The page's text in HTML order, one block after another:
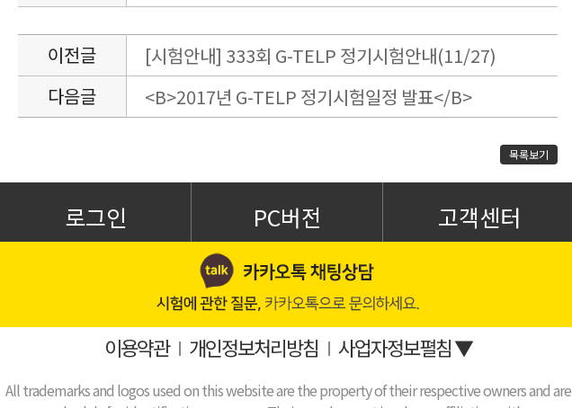
이전글
[시험안내] 333회 G-TELP 정기시험안내(11/27)
다음글
<B>2017년 G-TELP 정기시험일정 발표</B>
목록보기
로그인 PC버전 고객센터
이용약관I 개인정보처리방침 I 사업자정보펼침 ▼
All trademarks and logos used on this website are the property of their respective owners and are